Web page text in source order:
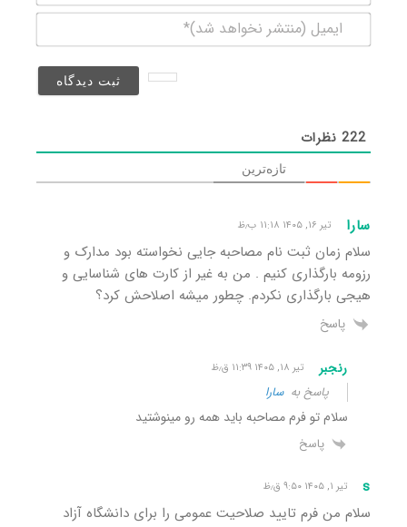
(منتشر
222نظرات
تازه‌ترین
سارا تیر ۱۶, ۱۴۰۵ ۱۱:۱۸ ب٫ظ
سلام زمان ثبت نام مصاحبه جایی نخواسته بود مدارک و
رزومه بارگذاری کنیم . من به غیر از کارت های شناسایی و
هیجی بارگذاری نکردم. چطور میشه اصلاحش کرد؟
پاسخ
رنجبر تیر ۱۸, ۱۴۰۵ ۱۱:۳۹ ق٫ظ
پاسخ بهسارا
سلام تو فرم مصاحبه باید همه رو مینوشتید
پاسخ
s تیر ۱, ۱۴۰۵ ۹:۵۰ ق٫ظ
سلام من فرم تایید صلاحیت عمومی را برای دانشگاه آزاد